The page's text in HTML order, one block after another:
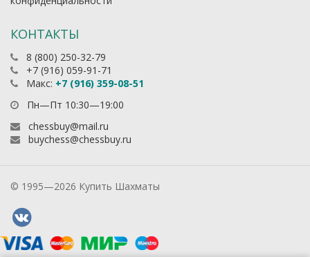
КОНТАКТЫ
8 (800) 250-32-79
+7 (916) 059-91-71
Макс: +7 (916) 359-08-51
Пн—Пт 10:30—19:00
chessbuy@mail.ru
buychess@chessbuy.ru
© 1995—2026 Купить Шахматы